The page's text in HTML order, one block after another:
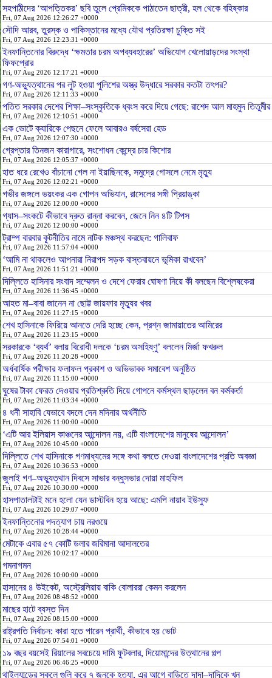
সহপাঠীদের ‘আপত্তিকর’ ছবি তুলে প্রেমিককে পাঠাতেন ছাত্রী, হল থেকে বহিষ্কার
Fri, 07 Aug 2026 12:26:27 +0000
সৌদি আরব, তুরস্ক ও পাকিস্তানের মধ্যে যৌথ প্রতিরক্ষা চুক্তি সই
Fri, 07 Aug 2026 12:23:31 +0000
ইনফান্তিনোর বিরুদ্ধে ‘ক্ষমতার চরম অপব্যবহারের’ অভিযোগ খেলোয়াড়দের সংস্থা
ফিফপ্রোর
Fri, 07 Aug 2026 12:17:21 +0000
গণ-অভ্যুত্থানের পর লুট হওয়া পুলিশের অস্ত্র উদ্ধারে সরকার কতটা তৎপর?
Fri, 07 Aug 2026 12:11:33 +0000
পতিত সরকার দেশের শিক্ষা–সংস্কৃতিকে ধ্বংস করে দিয়ে গেছে: রাশেদ আল মাহমুদ তিতুমীর
Fri, 07 Aug 2026 12:10:51 +0000
এক ভোটে ক্যারিকে পেছনে ফেলে আবারও বর্ষসেরা হেড
Fri, 07 Aug 2026 12:07:30 +0000
গ্রেপ্তার তিনজন কারাগারে, সংশোধন কেন্দ্রে চার কিশোর
Fri, 07 Aug 2026 12:05:37 +0000
হাত ধরে রেখেও বাঁচানো গেল না ইয়াছিনকে, সমুদ্রে গোসলে নেমে মৃত্যু
Fri, 07 Aug 2026 12:02:21 +0000
গভীর জঙ্গলে ভয়ংকর এক গোপন অভিযান, রাসেলের সঙ্গী প্রিয়াঙ্কা
Fri, 07 Aug 2026 12:00:00 +0000
গ্যাস–সংকটে কীভাবে দ্রুত রান্না করবেন, জেনে নিন ৪টি টিপস
Fri, 07 Aug 2026 12:00:00 +0000
ট্রাম্প বারবার কূটনীতির নামে নাটক মঞ্চস্থ করছেন: গালিবাফ
Fri, 07 Aug 2026 11:57:04 +0000
‘আমি না থাকলেও আপনারা নিরাপদ সড়ক বাস্তবায়নে ভূমিকা রাখবেন’
Fri, 07 Aug 2026 11:51:21 +0000
দিল্লিতে হাসিনার সংবাদ সম্মেলন ও দেশে ফেরার ঘোষণা নিয়ে কী বলছেন বিশ্লেষকেরা
Fri, 07 Aug 2026 11:36:45 +0000
আহত মা–বাবা জানেন না ছোট্ট জায়ফার মৃত্যুর খবর
Fri, 07 Aug 2026 11:27:15 +0000
শেখ হাসিনাকে ফিরিয়ে আনতে দেরি হচ্ছে কেন, প্রশ্ন জামায়াতের আমিরের
Fri, 07 Aug 2026 11:23:15 +0000
সরকারকে ‘ব্যর্থ’ বলায় বিরোধী দলকে ‘চরম অসহিষ্ণু’ বললেন মির্জা ফখরুল
Fri, 07 Aug 2026 11:20:28 +0000
অর্ধবার্ষিক পরীক্ষার ফলাফল প্রকাশ ও অভিভাবক সমাবেশ অনুষ্ঠিত
Fri, 07 Aug 2026 11:15:00 +0000
ঘুষের টাকা ফেরত দেওয়ার প্রতিশ্রুতি দিয়ে গোপনে কর্মস্থল ছাড়লেন বন কর্মকর্তা
Fri, 07 Aug 2026 11:03:34 +0000
৪ ধনী সাহাবি যেভাবে বদলে দেন মদিনার অর্থনীতি
Fri, 07 Aug 2026 11:00:00 +0000
‘এটি আর ইলিয়াস কাঞ্চনের আন্দোলন নয়, এটি বাংলাদেশের মানুষের আন্দোলন’
Fri, 07 Aug 2026 10:45:00 +0000
দিল্লিতে শেখ হাসিনাকে গণমাধ্যমের সঙ্গে কথা বলতে দেওয়া বাংলাদেশের প্রতি অবজ্ঞা
Fri, 07 Aug 2026 10:36:53 +0000
জুলাই গণ–অভ্যুত্থান দিবসে সাভার বন্ধুসভার দোয়া মাহফিল
Fri, 07 Aug 2026 10:30:00 +0000
হাসপাতালটাই মনে হলো যেন ডাস্টবিন হয়ে আছে: এমপি নায়াব ইউসুফ
Fri, 07 Aug 2026 10:29:07 +0000
ইনফান্তিনোর পদত্যাগ চায় নরওয়ে
Fri, 07 Aug 2026 10:28:44 +0000
মেটাকে এবার ৫৭ কোটি ডলার জরিমানা আদালতের
Fri, 07 Aug 2026 10:02:17 +0000
গমনাগমন
Fri, 07 Aug 2026 10:00:00 +0000
হাসানের ৪ উইকেট, অস্ট্রেলিয়ায় বাকি বোলাররা কেমন করলেন
Fri, 07 Aug 2026 08:48:52 +0000
মাছের হাটে ব্যস্ত দিন
Fri, 07 Aug 2026 08:15:00 +0000
রাষ্ট্রপতি নির্বাচন: কারা হতে পারেন প্রার্থী, কীভাবে হয় ভোট
Fri, 07 Aug 2026 07:54:01 +0000
১৯ বছর বয়সেই রিয়ালের সবচেয়ে দামি ফুটবলার, দিয়োমান্দের উত্থানের গল্প
Fri, 07 Aug 2026 06:46:25 +0000
থাইল্যান্ডের স্কুলে গুলি করে ৭ জনকে হত্যা, এর আগে বাড়িতে দাদা–দাদিকে খুন